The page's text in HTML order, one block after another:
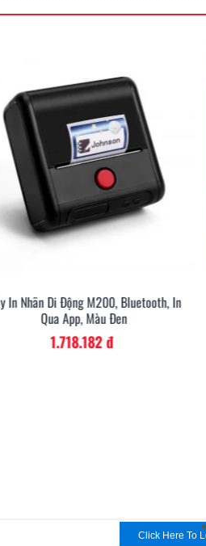
In Nhãn Di Động M200, Bluetooth, In
Qua App, Màu Đen
1.718.182 đ
Click Here To